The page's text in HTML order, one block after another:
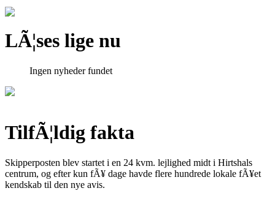
LÃ¦ses lige nu
Ingen nyheder fundet
TilfÃ¦ldig fakta
Skipperposten blev startet i en 24 kvm. lejlighed midt i Hirtshals
centrum, og efter kun fÃ¥ dage havde flere hundrede lokale fÃ¥et
kendskab til den nye avis.